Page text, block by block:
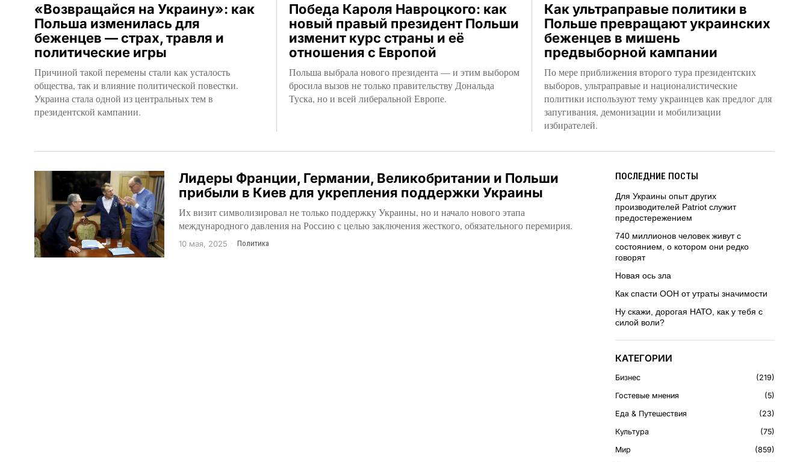
«Возвращайся на Украину»: как
Польша изменилась для
беженцев — страх, травля и
политические игры
Причиной такой перемены стали как усталость
общества, так и влияние политической повестки.
Украина стала одной из центральных тем в
президентской кампании.
Победа Кароля Навроцкого: как
новый правый президент Польши
изменит курс страны и её
отношения с Европой
Польша выбрала нового президента — и этим выбором
бросила вызов не только правительству Дональда
Туска, но и всей либеральной Европе.
Как ультраправые политики в
Польше превращают украинских
беженцев в мишень
предвыборной кампании
По мере приближения второго тура президентских
выборов, ультраправые и националистические
политики используют тему украинцев как предлог для
запугивания, демонизации и мобилизации
избирателей.
Лидеры Франции, Германии, Великобритании и Польши
прибыли в Киев для укрепления поддержки Украины
Их визит символизировал не только поддержку Украины, но и начало нового этапа
международного давления на Россию с целью заключения жесткого, обязательного перемирия.
10 мая, 2025 Политика
ПОСЛЕДНИЕ ПОСТЫ
Для Украины опыт других
производителей Patriot служит
предостережением
740 миллионов человек живут с
состоянием, о котором они редко
говорят
Новая ось зла
Как спасти ООН от утраты значимости
Ну скажи, дорогая НАТО, как у тебя с
силой воли?
КАТЕГОРИИ
Бизнес
219
Гостевые мнения
5
Еда & Путешествия
23
Культура
75
Мир
859